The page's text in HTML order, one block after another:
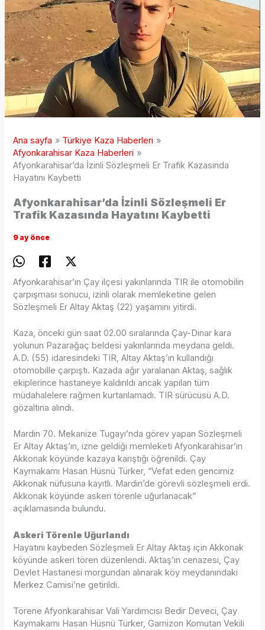
Ana sayfa
Türkiye Kaza Haberleri
Afyonkarahisar Kaza Haberleri
Afyonkarahisar’da İzinli Sözleşmeli Er Trafik Kazasında
Hayatını Kaybetti
Afyonkarahisar’da İzinli Sözleşmeli Er
Trafik Kazasında Hayatını Kaybetti
9 ay önce
Afyonkarahisar’ın Çay ilçesi yakınlarında TIR ile otomobilin
çarpışması sonucu, izinli olarak memleketine gelen
Sözleşmeli Er Altay Aktaş (22) yaşamını yitirdi.
Kaza, önceki gün saat 02.00 sıralarında Çay-Dinar kara
yolunun Pazarağaç beldesi yakınlarında meydana geldi.
A.D. (55) idaresindeki TIR, Altay Aktaş’ın kullandığı
otomobille çarpıştı. Kazada ağır yaralanan Aktaş, sağlık
ekiplerince hastaneye kaldırıldı ancak yapılan tüm
müdahalelere rağmen kurtarılamadı. TIR sürücüsü A.D.
gözaltına alındı.
Mardin 70. Mekanize Tugayı’nda görev yapan Sözleşmeli
Er Altay Aktaş’ın, izne geldiği memleketi Afyonkarahisar’ın
Akkonak köyünde kazaya karıştığı öğrenildi. Çay
Kaymakamı Hasan Hüsnü Türker, “Vefat eden gencimiz
Akkonak nüfusuna kayıtlı. Mardin’de görevli sözleşmeli erdi.
Akkonak köyünde askeri törenle uğurlanacak”
açıklamasında bulundu.
Askeri Törenle Uğurlandı
Hayatını kaybeden Sözleşmeli Er Altay Aktaş için Akkonak
köyünde askeri tören düzenlendi. Aktaş’ın cenazesi, Çay
Devlet Hastanesi morgundan alınarak köy meydanındaki
Merkez Camisi’ne getirildi.
Törene Afyonkarahisar Vali Yardımcısı Bedir Deveci, Çay
Kaymakamı Hasan Hüsnü Türker, Garnizon Komutan Vekili